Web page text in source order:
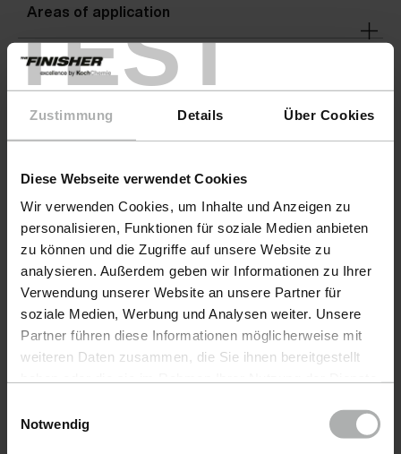
TEST
Zustimmung Details Über Cookies
Diese Webseite verwendet Cookies
Wir verwenden Cookies, um Inhalte und Anzeigen zu
personalisieren, Funktionen für soziale Medien anbieten
zu können und die Zugriffe auf unsere Website zu
analysieren. Außerdem geben wir Informationen zu Ihrer
Verwendung unserer Website an unsere Partner für
soziale Medien, Werbung und Analysen weiter. Unsere
Partner führen diese Informationen möglicherweise mit
weiteren Daten zusammen, die Sie ihnen bereitgestellt
Einstellungen zu den Cookies finden Sie unter
Notwendig
Areas of application
Warnings
Products
BoatCare